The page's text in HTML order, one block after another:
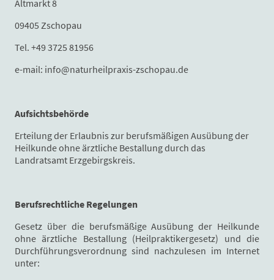
Altmarkt 8
09405 Zschopau
Tel. +49 3725 81956
e-mail: info@naturheilpraxis-zschopau.de
Aufsichtsbehörde
Erteilung der Erlaubnis zur berufsmäßigen Ausübung der
Heilkunde ohne ärztliche Bestallung durch das
Landratsamt Erzgebirgskreis.
Berufsrechtliche Regelungen
Gesetz über die berufsmäßige Ausübung der Heilkunde
ohne ärztliche Bestallung (Heilpraktikergesetz) und die
Durchführungsverordnung sind nachzulesen im Internet
unter: